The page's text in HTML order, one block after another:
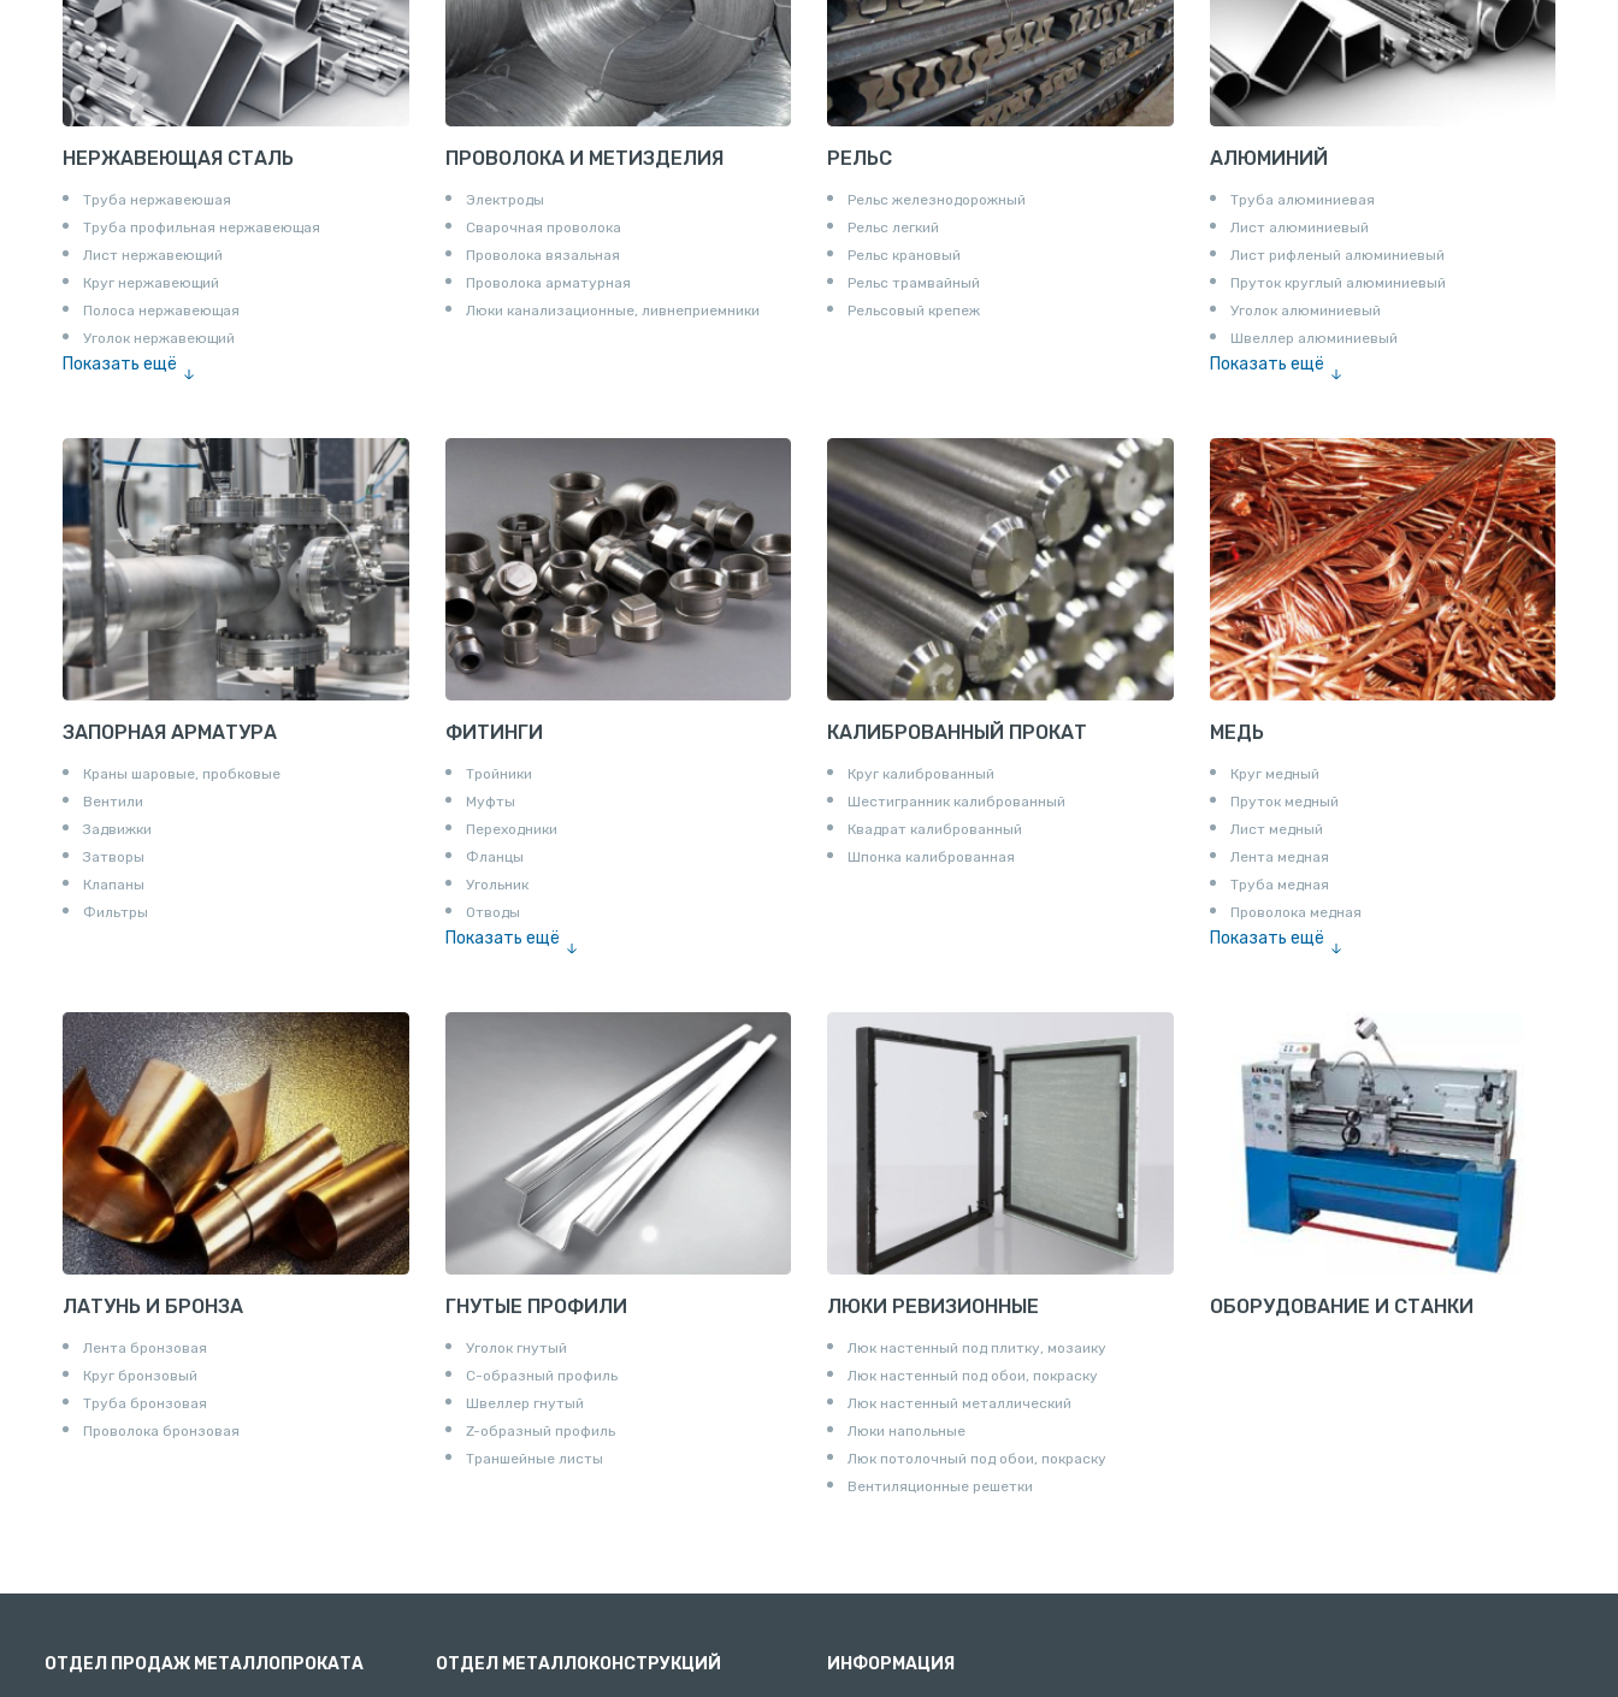
НЕРЖАВЕЮЩАЯ СТАЛЬ
Труба нержавеюшая
Труба профильная нержавеющая
Лист нержавеющий
Круг нержавеющий
Полоса нержавеющая
Уголок нержавеющий
Показать ещё
ПРОВОЛОКА И МЕТИЗДЕЛИЯ
Электроды
Сварочная проволока
Проволока вязальная
Проволока арматурная
Люки канализационные, ливнеприемники
РЕЛЬС
Рельс железнодорожный
Рельс легкий
Рельс крановый
Рельс трамвайный
Рельсовый крепеж
АЛЮМИНИЙ
Труба алюминиевая
Лист алюминиевый
Лист рифленый алюминиевый
Пруток круглый алюминиевый
Уголок алюминиевый
Швеллер алюминиевый
Показать ещё
Шина электротехническая
Алюминиевая плита
Z профиль алюминиевый
Т профиль алюминиевый
Пруток квадратный алюминиевый
Полоса алюминиевая
Пруток шестигранный алюминиевый
ЗАПОРНАЯ АРМАТУРА
Краны шаровые, пробковые
Вентили
Задвижки
Затворы
Клапаны
Фильтры
ФИТИНГИ
Тройники
Муфты
Переходники
Фланцы
Угольник
Отводы
Показать ещё
Удлинители для труб
Крестовины
Контргайки
КАЛИБРОВАННЫЙ ПРОКАТ
Круг калиброванный
Шестигранник калиброванный
Квадрат калиброванный
Шпонка калиброванная
МЕДЬ
Круг медный
Пруток медный
Лист медный
Лента медная
Труба медная
Проволока медная
Показать ещё
ЛАТУНЬ И БРОНЗА
Лента бронзовая
Круг бронзовый
Труба бронзовая
Проволока бронзовая
ГНУТЫЕ ПРОФИЛИ
Уголок гнутый
С-образный профиль
Швеллер гнутый
Z-образный профиль
Траншейные листы
ЛЮКИ РЕВИЗИОННЫЕ
Люк настенный под плитку, мозаику
Люк настенный под обои, покраску
Люк настенный металлический
Люки напольные
Люк потолочный под обои, покраску
Вентиляционные решетки
ОБОРУДОВАНИЕ И СТАНКИ
ОТДЕЛ ПРОДАЖ МЕТАЛЛОПРОКАТА ОТДЕЛ МЕТАЛЛОКОНСТРУКЦИЙ ИНФОРМАЦИЯ